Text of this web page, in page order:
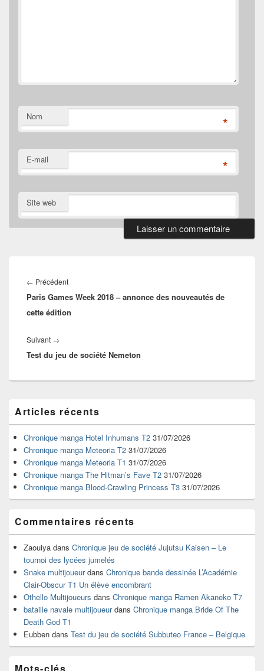
Nom *
E-mail *
Site web
de
l’article
← PrécédentArticle
précédent :
Paris Games Week 2018 – annonce des nouveautés de
cette édition
Suivant →
suivant :
Test du jeu de société Nemeton
principale
de
widget
pour
barre
latérale
Articles récents
Chronique manga Hotel Inhumans T2 31/07/2026
Chronique manga Meteoria T2 31/07/2026
Chronique manga Meteoria T1 31/07/2026
Chronique manga The Hitman’s Fave T2 31/07/2026
Chronique manga Blood-Crawling Princess T3 31/07/2026
Commentaires récents
Zaouiya dans Chronique jeu de société Jujutsu Kaisen – Le
tournoi des lycées jumelés
Snake multijoueurdans Chronique bande dessinée L’Académie
Clair-Obscur T1 Un élève encombrant
Othello Multijoueurs dans Chronique manga Ramen Akaneko T7
bataille navale multijoueurdans Chronique manga Bride Of The
Death God T1
Eubben dans Test du jeu de société Subbuteo France – Belgique